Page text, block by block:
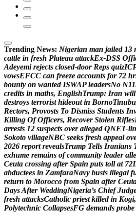
Trending News: Nigerian man jailed 13
cattle in fresh Plateau attackEx-DSS Offi
Adeyemi rejects closed-door Reps quizIC
vowsEFCC can freeze accounts for 72 hr
bounty on wanted ISWAP leadersNo ₦11
credits in maths, EnglishTrump: Iran will
destroys terrorist hideout in BornoTinubu
Rectors, Provosts To Dismiss Students In
Killing Of Officers, Recover Stolen Rifles
arrests 12 suspects over alleged QNET-lin
Sokoto villageNBC seeks fresh appeal ov
2026 report revealsTrump Tells Iranians
exhume remains of community leader alle
Ceuta crossing after Spain puts toll at 72I
abductees in ZamfaraNavy busts illegal f
return to Morocco from Spain after Ceut
DaysAfter WeddingNigeria’s Chief Judg
fresh attacksCatholic priest killed in Kogi,
Polytechnic CollapsesFG demands probe